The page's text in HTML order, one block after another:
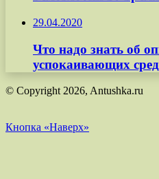
29.04.2020
Что надо знать об
успокаивающих
© Copyright 2026, Antushka.ru
Кнопка «Наверх»